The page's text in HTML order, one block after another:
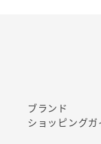
ブランド
ショッピングガ